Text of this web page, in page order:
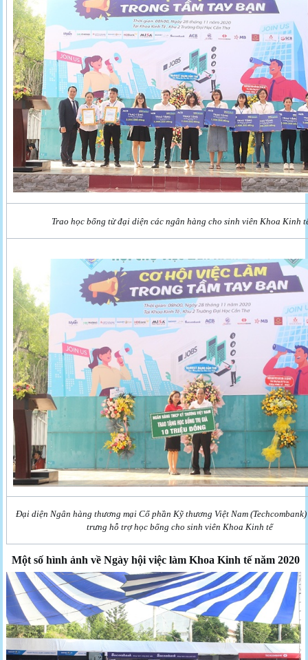
Trao học bổng từ đại diện các ngân hàng cho sinh viên Khoa Kinh
Đại diện Ngân hàng thương mại Cổ phần Kỹ thương Việt Nam
trưng hỗ trợ học bổng cho sinh viên Khoa Kinh tế
Một số hình ảnh về Ngày hội việc làm Khoa Kinh tế năm 2020